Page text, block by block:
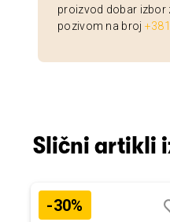
proizvod dobar izbor
pozivom na broj
Slični artikli
-30%